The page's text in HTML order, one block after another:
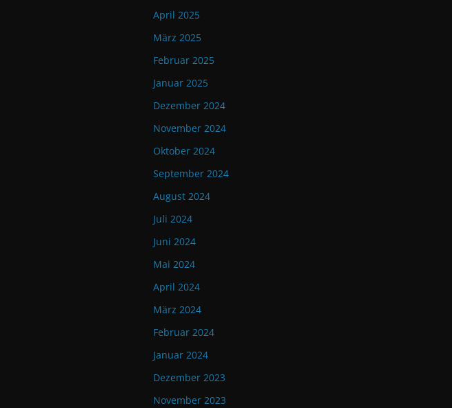
April 2025
März 2025
Februar 2025
Januar 2025
Dezember 2024
November 2024
Oktober 2024
September 2024
August 2024
Juli 2024
Juni 2024
Mai 2024
April 2024
März 2024
Februar 2024
Januar 2024
Dezember 2023
November 2023